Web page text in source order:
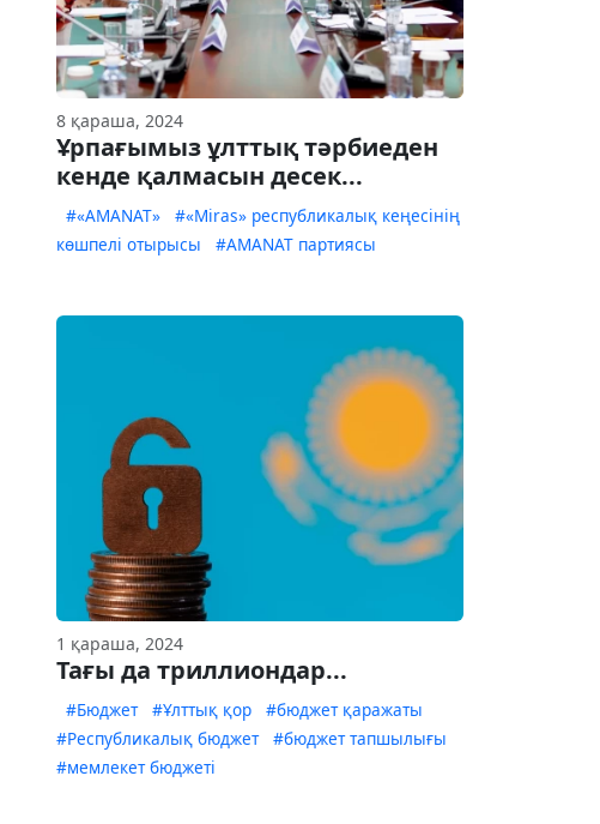
8 қараша, 2024
Ұрпағымыз ұлттық тәрбиеден
кенде қалмасын десек...
#«AMANAT»
#«Miras» республикалық кеңесінің
көшпелі отырысы
#AMANAT партиясы
1 қараша, 2024
Тағы да триллиондар...
#Бюджет #Ұлттық қор
#бюджет қаражаты
#Республикалық бюджет
#бюджет тапшылығы
#мемлекет бюджеті